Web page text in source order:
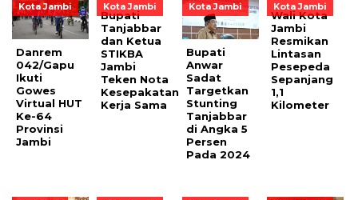
Kota Jambi
Danrem
042/Gapu
Ikuti
Gowes
Virtual HUT
Ke-64
Provinsi
Jambi
Kota Jambi
Bupati
Tanjabbar
dan Ketua
STIKBA
Jambi
Teken Nota
Kesepakatan
Kerja Sama
Kota Jambi
Bupati
Anwar
Sadat
Targetkan
Stunting
Tanjabbar
di Angka 5
Persen
Pada 2024
Kota Jambi
Wali Kota
Jambi
Resmikan
Lintasan
Pesepeda
Sepanjang
1,1
Kilometer